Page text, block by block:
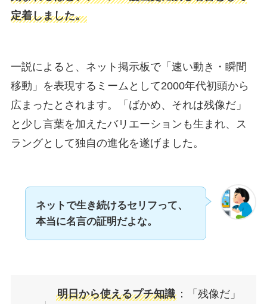
定着しました。
一説によると、ネット掲示板で「速い動き・瞬間
移動」を表現するミームとして2000年代初頭から
広まったとされます。「ばかめ、それは残像だ」
と少し言葉を加えたバリエーションも生まれ、ス
ラングとして独自の進化を遂げました。
ネットで生き続けるセリフって、
本当に名言の証明だよな。
明日から使えるプチ知識 ：「残像だ」